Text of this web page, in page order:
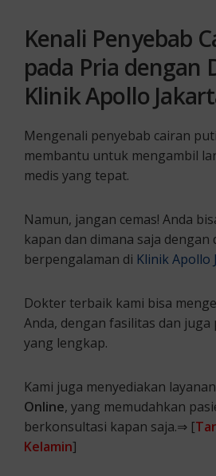
Kenali Penyebab
pada Pria dengan
Klinik Apollo
Mengenali penyebab cairan
membantu untuk mengambil
medis yang tepat.
Namun, jangan cemas! Anda
kapan dan dimana saja dengan
berpengalaman di Klinik Apollo
Dokter terbaik kami bisa
Anda, dengan fasilitas dan juga
yang lengkap.
Kami juga menyediakan layanan
Online, yang memudahkan
berkonsultasi kapan saja.⇒ [
Kelamin]